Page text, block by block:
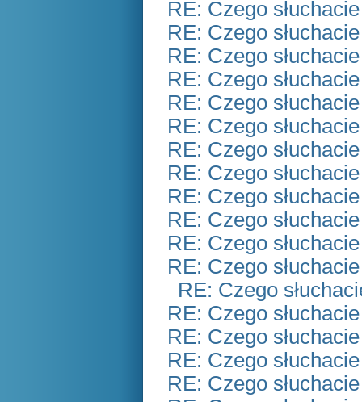
RE: Czego
RE: Czego
RE: Czego
RE: Czego
RE: Czego
RE: Czego
RE: Czego
RE: Czego
RE: Czego
RE: Czego
RE: Czego
RE: Czego
RE: Czego
RE: Czego
RE: Czego
RE: Czego
RE: Czego